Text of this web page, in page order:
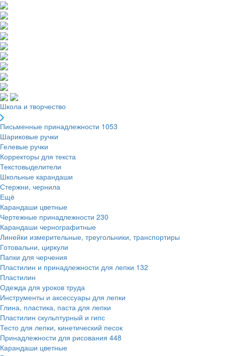
Школа и творчество
Письменные принадлежности 1053
Шариковые ручки
Гелевые ручки
Корректоры для текста
Текстовыделители
Школьные карандаши
Стержни, чернила
Ещё
Карандаши цветные
Чертежные принадлежности 230
Карандаши чернографитные
Линейки измерительные, треугольники, транспортиры
Готовальни, циркули
Папки для черчения
Пластилин и принадлежности для лепки 132
Пластилин
Одежда для уроков труда
Инструменты и аксессуары для лепки
Глина, пластика, паста для лепки
Пластилин скульптурный и гипс
Тесто для лепки, кинетический песок
Принадлежности для рисования 448
Карандаши цветные